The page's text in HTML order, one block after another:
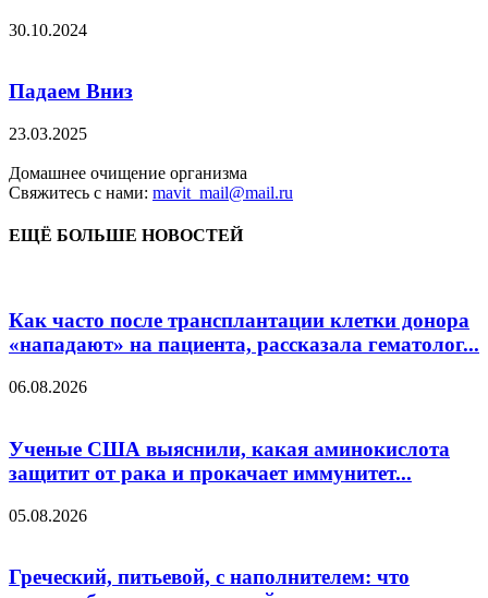
30.10.2024
Падаем Вниз
23.03.2025
Домашнее очищение организма
Свяжитесь с нами: mavit_mail@mail.ru
ЕЩЁ БОЛЬШЕ НОВОСТЕЙ
Как часто после трансплантации клетки донора
«нападают» на пациента, рассказала гематолог...
06.08.2026
Ученые США выяснили, какая аминокислота
защитит от рака и прокачает иммунитет...
05.08.2026
Греческий, питьевой, с наполнителем: что